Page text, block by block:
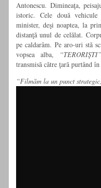
Antonescu. Dimineaţa,
istoric. Cele două
minister, deşi noaptea, la
distanţă unul de celălat.
pe caldarâm. Pe aro-uri stă
vopsea alba,
“TERORIŞTI”
transmisă către ţară purtând
“Filmăm la un punct